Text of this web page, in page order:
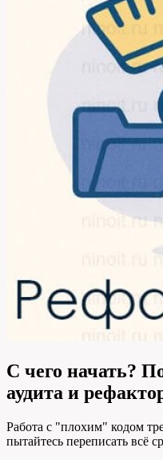
С чего начать?
аудита и
Работа с "плохим" кодом
пытайтесь переписать всё